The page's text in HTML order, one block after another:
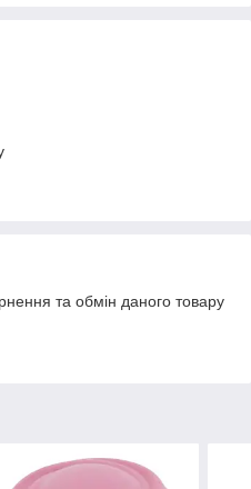
та обмін даного товару